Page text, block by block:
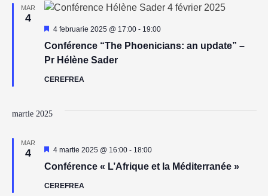
MAR
4
Conférence “The Phoenicians: an update” –
Pr Hélène Sader
Reprezentativ
4 februarie 2025 @ 17:00- 19:00
CEREFREA
martie 2025
MAR
4
Conférence « L’Afrique et la Méditerranée »
Reprezentativ
4 martie 2025 @ 16:00- 18:00
CEREFREA